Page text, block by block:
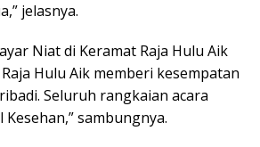
jelasnya.
Niat di Keramat Raja Hulu Aik
Hulu Aik memberi kesempatan
Seluruh rangkaian acara
sambungnya.